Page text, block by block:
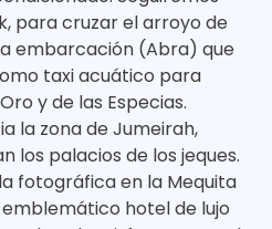
para cruzar el arroyo de
embarcación (Abra) que
taxi acuático para
y de las Especias.
la zona de Jumeirah,
los palacios de los jeques.
fotográfica en la Mequita
hotel de lujo